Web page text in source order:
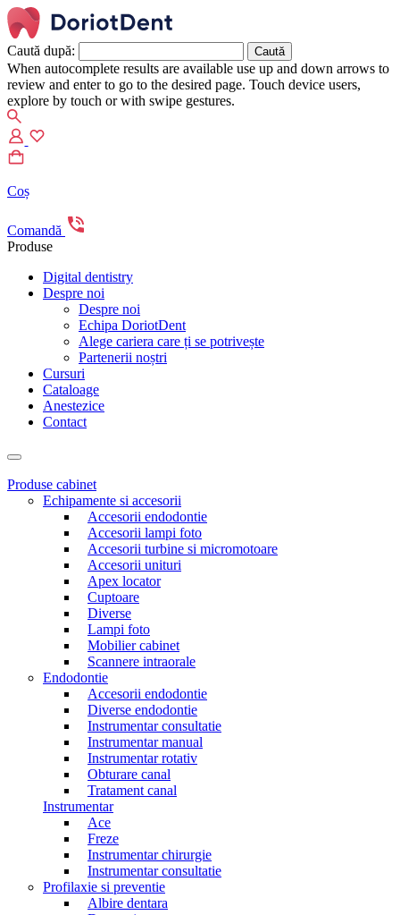
Caută după:
When autocomplete results are available use up and down arrows to
review and enter to go to the desired page. Touch device users,
explore by touch or with swipe gestures.
Coș
Comandă
Produse
Digital dentistry
Despre noi
Despre noi
Echipa DoriotDent
Alege cariera care ți se potrivește
Partenerii noștri
Cursuri
Cataloage
Anestezice
Contact
Produse cabinet
Echipamente si accesorii
Accesorii endodontie
Accesorii lampi foto
Accesorii turbine si micromotoare
Accesorii unituri
Apex locator
Cuptoare
Diverse
Lampi foto
Mobilier cabinet
Scannere intraorale
Endodontie
Accesorii endodontie
Diverse endodontie
Instrumentar consultatie
Instrumentar manual
Instrumentar rotativ
Obturare canal
Tratament canal
Instrumentar
Ace
Freze
Instrumentar chirurgie
Instrumentar consultatie
Profilaxie si preventie
Albire dentara